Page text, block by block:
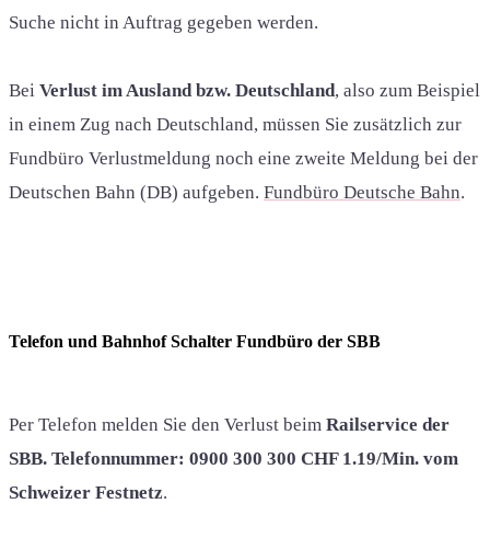
Suche nicht in Auftrag gegeben werden.
Bei Verlust im Ausland bzw. Deutschland, also zum Beispiel
in einem Zug nach Deutschland, müssen Sie zusätzlich zur
Fundbüro Verlustmeldung noch eine zweite Meldung bei der
Deutschen Bahn (DB) aufgeben. Fundbüro Deutsche Bahn.
Telefon und Bahnhof Schalter Fundbüro der SBB
Per Telefon melden Sie den Verlust beim Railservice der
SBB. Telefonnummer: 0900 300 300 CHF 1.19/Min. vom
Schweizer Festnetz.